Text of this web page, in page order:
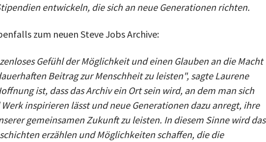
entwickeln, die sich an neue Generationen richten.
zum neuen Steve Jobs Archive:
Gefühl der Möglichkeit und einen Glauben an die Macht
Beitrag zur Menschheit zu leisten", sagte Laurene
ist, dass das Archiv ein Ort sein wird, an dem man sich
inspirieren lässt und neue Generationen dazu anregt, ihre
gemeinsamen Zukunft zu leisten. In diesem Sinne wird das
erzählen und Möglichkeiten schaffen, die die